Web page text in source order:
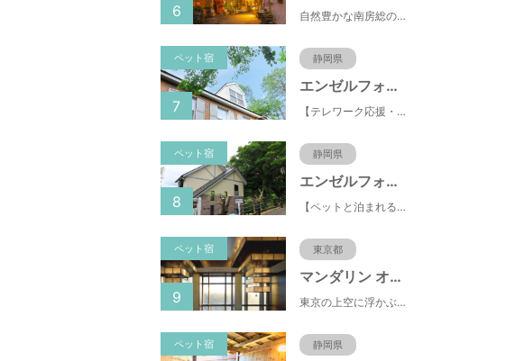
自然豊かな南房総の隠れ宿で優雅に頂く秘伝のビーフシチュー。離れはペット同泊も可能でございます。
6
ペット宿 静岡県
エンゼルフォレスト伊豆スカイライン
【テレワーク応援・ペットと泊まれる】ゴルフ場隣接のまるごと貸切別荘（自炊OK）
7
ペット宿 静岡県
エンゼルフォレスト伊豆高原(赤沢望洋台)
【ペットと泊まれる】源泉かけ流し温泉付の1棟貸切別荘（自炊OK）全別荘内装リフォーム済み♪
8
ペット宿 東京都
マンダリン オリエンタル 東京
東京の上空に浮かぶマンダリン オリエンタル 東京は、眼下にすばらしい風景が広がるラグジュアリーな5つ星ホテルです。凜とした風格ある佇まいと和モダンのスタイルに、最新鋭のテクノロジー、定評あるスパ、驚きと感動に満ちた食体験、卓越したサービスを融合させ、真心を込めてお客さまをおもてなしいたします。
9
ペット宿 静岡県